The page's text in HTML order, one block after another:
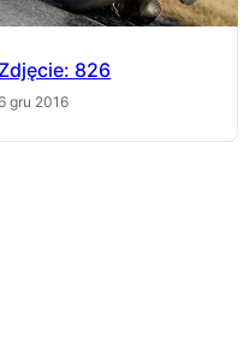
Zdjęcie: 826
gru 2016